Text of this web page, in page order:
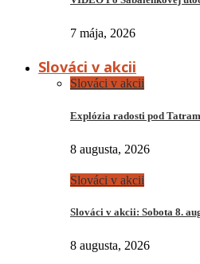
7 mája, 2026
Slováci v akcii
Slováci v akcii
Explózia radosti pod
8 augusta, 2026
Slováci v akcii
Slováci v akcii: Sobota 8.
8 augusta, 2026